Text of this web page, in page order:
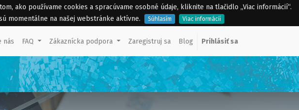
ako používame cookies a spracúvame osobné údaje, kliknite na tlačidlo „Viac informácií“.
momentálne na našej webstránke aktívne.
Súhlasím Viac informácií
nás FAQ Zákaznícka podpora Zaregistruj sa Blog Prihlásiť sa